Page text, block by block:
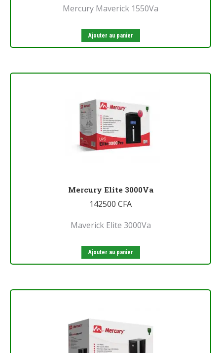
Mercury Maverick 1550Va
Ajouter au panier
Mercury Elite 3000Va
142500 CFA
Maverick Elite 3000Va
Ajouter au panier